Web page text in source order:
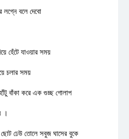
লগ্নে বলে দেবো
হেঁটে যাওয়ার সময়
চলার সময়
বাঁকা করে এক গুচ্ছ গোলাপ
।
ঢেউ তোলে সবুজ ঘাসের বুকে